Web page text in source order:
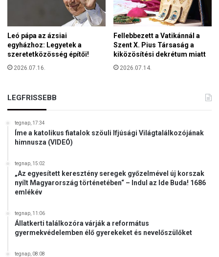
s
e
k
e
l
d
á
s
e
á
Leó pápa az ázsiai
egyházhoz: Legyetek a
szeretetközösség építői!
2026.07.16.
Fellebbezett a Vatikánnál a
Szent X. Pius Társaság a
kiközösítési dekrétum miatt
2026.07.14.
LEGFRISSEBB
tegnap, 17:34
Íme a katolikus fiatalok szöuli Ifjúsági Világtalálkozójának
himnusza (VIDEÓ)
tegnap, 15:02
„Az egyesített keresztény seregek győzelmével új korszak
nyílt Magyarország történetében“ – Indul az Ide Buda! 1686
emlékév
tegnap, 11:06
Állatkerti találkozóra várják a református
gyermekvédelemben élő gyerekeket és nevelőszülőket
tegnap, 08:08